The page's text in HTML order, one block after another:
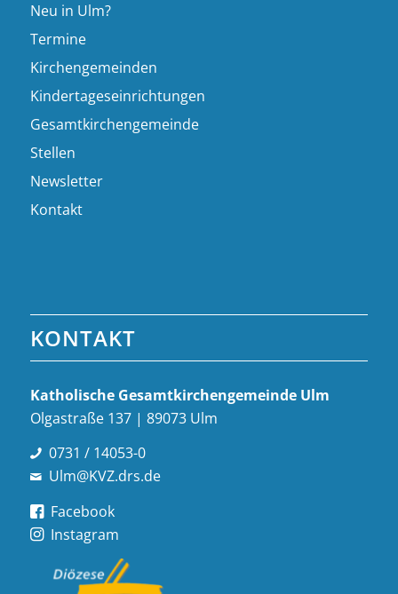
Neu in Ulm?
Termine
Kirchengemeinden
Kindertageseinrichtungen
Gesamtkirchengemeinde
Stellen
Newsletter
Kontakt
KONTAKT
Katholische Gesamt­kirchen­gemeinde Ulm
Olgastraße 137 | 89073 Ulm
0731 / 14053-0
Ulm@KVZ.drs.de
Facebook
Instagram